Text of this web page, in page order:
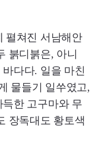
펼쳐진 서남해안
붉디붉은, 아니
다다. 일을 마친
물들기 일쑤였고,
한 고구마와 무
장독대도 황토색